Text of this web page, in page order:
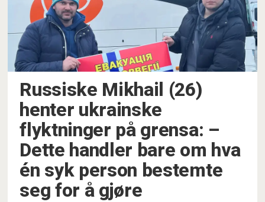
Russiske Mikhail (26)
henter ukrainske
flyktninger på grensa: –⁠
Dette handler bare om hva
én syk person bestemte
seg for å gjøre